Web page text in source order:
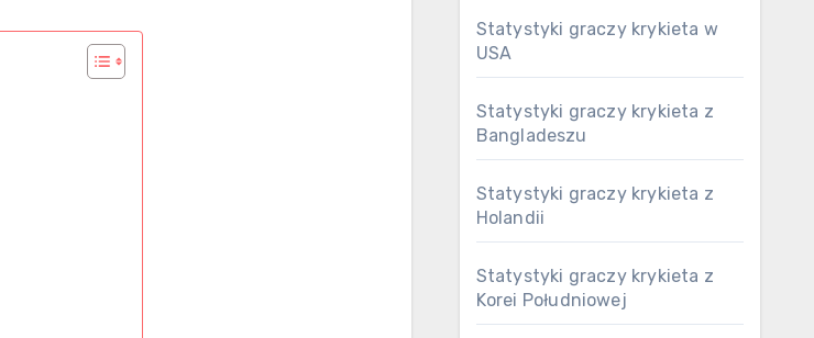
Statystyki graczy krykieta w
USA
Statystyki graczy krykieta z
Bangladeszu
Statystyki graczy krykieta z
Holandii
Statystyki graczy krykieta z
Korei Południowej